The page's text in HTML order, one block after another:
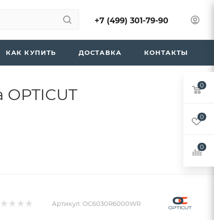
+7 (499) 301-79-90
КАК КУПИТЬ ДОСТАВКА КОНТАКТЫ
Артикул: OC6030R6000WR
0
0
0